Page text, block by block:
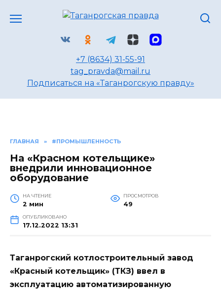
+7 (8634) 31-55-91
tag_pravda@mail.ru
Подписаться на «Таганрогскую правду»
ГЛАВНАЯ » #ПРОМЫШЛЕННОСТЬ
На «Красном котельщике»
внедрили инновационное
оборудование
НА ЧТЕНИЕ
2 мин
ПРОСМОТРОВ
49
ОПУБЛИКОВАНО
17.12.2022 13:31
Таганрогский котлостроительный завод
«Красный котельщик» (ТКЗ) ввел в
эксплуатацию автоматизированную